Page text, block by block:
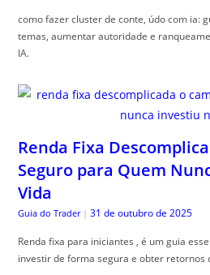
como fazer cluster de conte, údo com ia:
temas, aumentar autoridade e
IA.
Renda Fixa
Seguro para Quem
Vida
Guia do Trader | 31 de outubro de 2025
Renda fixa para iniciantes , é um guia
investir de forma segura e obter retornos